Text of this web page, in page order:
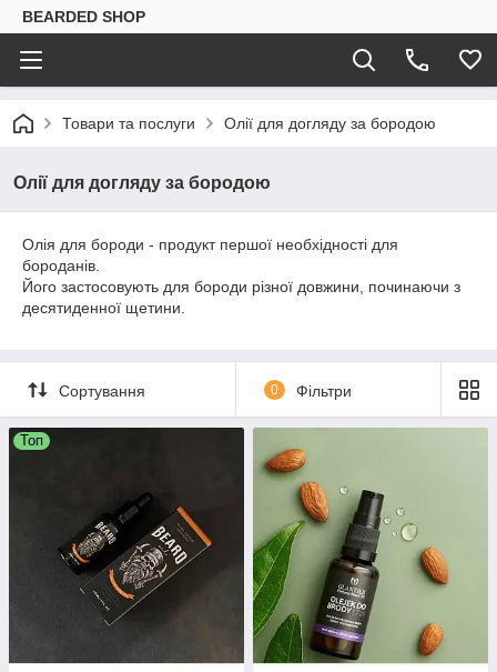
BEARDED SHOP
Товари та послуги Олії для догляду за бородою
Олії для догляду за бородою
Олія для бороди - продукт першої необхідності для
бороданів.
Його застосовують для бороди різної довжини, починаючи з
десятиденної щетини.
Сортування 0 Фільтри
Топ